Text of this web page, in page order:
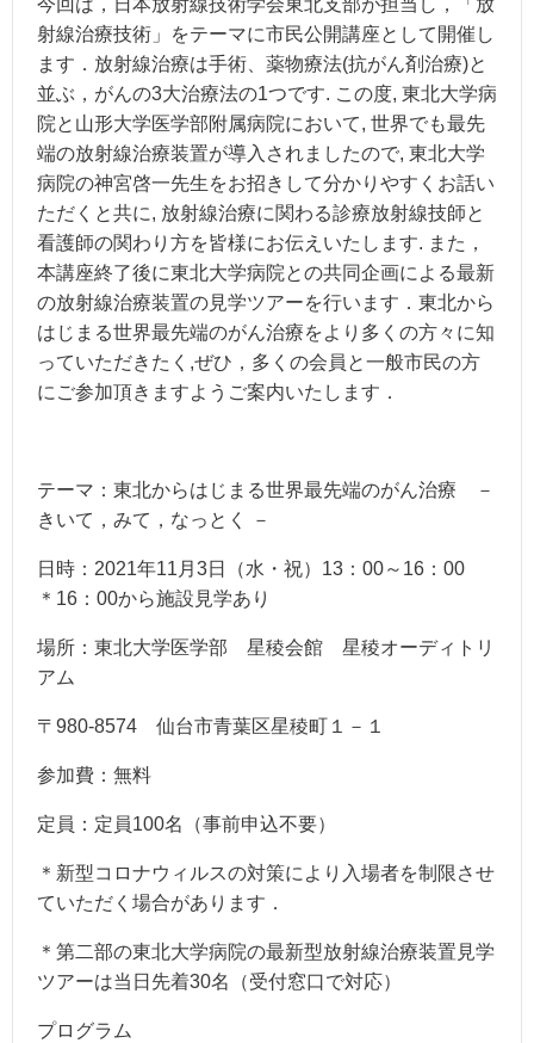
今回は，日本放射線技術学会東北支部が担当し，「放
射線治療技術」をテーマに市民公開講座として開催し
ます．放射線治療は手術、薬物療法(抗がん剤治療)と
並ぶ，がんの3大治療法の1つです. この度, 東北大学病
院と山形大学医学部附属病院において, 世界でも最先
端の放射線治療装置が導入されましたので, 東北大学
病院の神宮啓一先生をお招きして分かりやすくお話い
ただくと共に, 放射線治療に関わる診療放射線技師と
看護師の関わり方を皆様にお伝えいたします. また，
本講座終了後に東北大学病院との共同企画による最新
の放射線治療装置の見学ツアーを行います．東北から
はじまる世界最先端のがん治療をより多くの方々に知
っていただきたく,ぜひ，多くの会員と一般市民の方
にご参加頂きますようご案内いたします．
テーマ：東北からはじまる世界最先端のがん治療 －
きいて，みて，なっとく －
日時：2021年11月3日（水・祝）13：00～16：00
＊16：00から施設見学あり
場所：東北大学医学部 星稜会館 星稜オーディトリ
アム
〒980-8574 仙台市青葉区星稜町１－１
参加費：無料
定員：定員100名（事前申込不要）
＊新型コロナウィルスの対策により入場者を制限させ
ていただく場合があります．
＊第二部の東北大学病院の最新型放射線治療装置見学
ツアーは当日先着30名（受付窓口で対応）
プログラム